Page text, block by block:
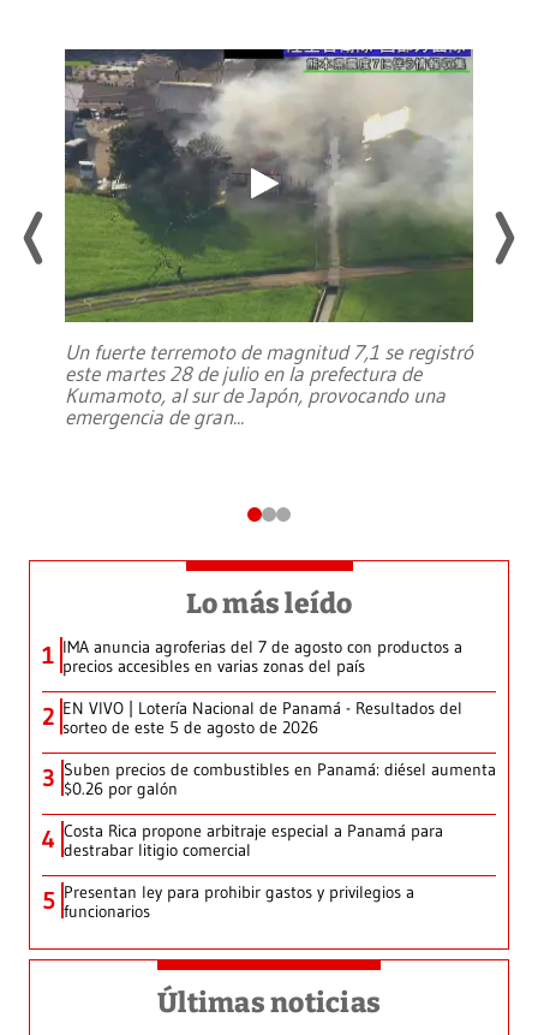
Un fuerte terremoto de magnitud 7,1 se registró
este martes 28 de julio en la prefectura de
Kumamoto, al sur de Japón, provocando una
emergencia de gran...
Lo más leído
1 IMA anuncia agroferias del 7 de agosto con productos a
precios accesibles en varias zonas del país
2 EN VIVO | Lotería Nacional de Panamá - Resultados del
sorteo de este 5 de agosto de 2026
3 Suben precios de combustibles en Panamá: diésel aumenta
$0.26 por galón
4 Costa Rica propone arbitraje especial a Panamá para
destrabar litigio comercial
5 Presentan ley para prohibir gastos y privilegios a
funcionarios
Últimas noticias